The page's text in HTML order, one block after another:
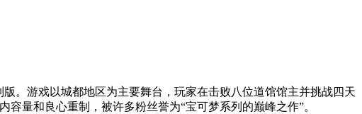
版。游戏以城都地区为主要舞台，玩家在击败八位道馆馆主并挑战四天
量和良心重制，被许多粉丝誉为“宝可梦系列的巅峰之作”。